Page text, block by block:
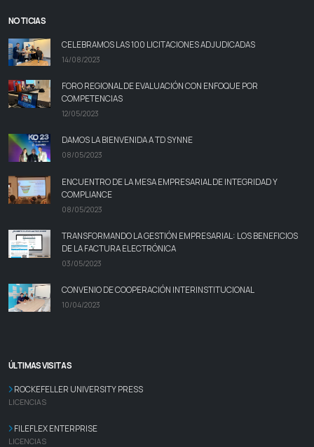
NOTICIAS
CELEBRAMOS LAS 100 LICITACIONES ADJUDICADAS
14/08/2023
FORO REGIONAL DE EVALUACIÓN CON ENFOQUE POR
COMPETENCIAS
12/05/2023
DAMOS LA BIENVENIDA A TD SYNNE
08/05/2023
ENCUENTRO DE LA MESA EMPRESARIAL DE INTEGRIDAD Y
COMPLIANCE
08/05/2023
TRANSFORMANDO LA GESTIÓN EMPRESARIAL: LOS BENEFICIOS
DE LA FACTURA ELECTRÓNICA
03/05/2023
CONVENIO DE COOPERACIÓN INTERINSTITUCIONAL
10/04/2023
ÚLTIMAS VISITAS
ROCKEFELLER UNIVERSITY PRESS
LICENCIAS
FILEFLEX ENTERPRISE
LICENCIAS